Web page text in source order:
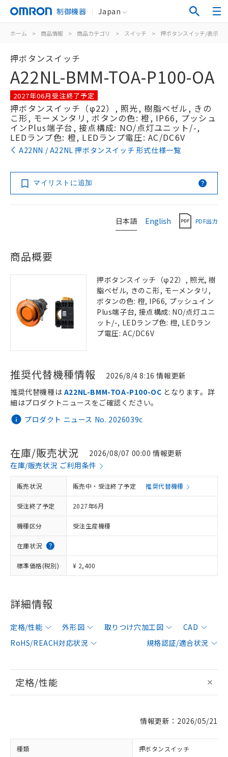
制御機器 Japan
ホーム > 商品情報 > 商品カテゴリ > スイッチ > 押ボタンスイッチ/表示灯
押ボタンスイッチ
A22NL-BMM-TOA-P100-OA
2027年06月受注終了予定
押ボタンスイッチ（φ22）, 照光, 樹脂ベゼル, きの
こ形, モーメンタリ, ボタンの色: 橙, IP66, プッシュ
インPlus端子台, 接点構成: NO/点灯ユニット/-,
LEDランプ色: 橙, LEDランプ電圧: AC/DC6V
A22NN / A22NL 押ボタンスイッチ 形式仕様一覧
マイリストに追加
日本語 English PDF出力
商品概要
押ボタンスイッチ（φ22）, 照光, 樹
脂ベゼル, きのこ形, モーメンタリ,
ボタンの色: 橙, IP66, プッシュイン
Plus端子台, 接点構成: NO/点灯ユニ
ット/-, LEDランプ色: 橙, LEDラン
プ電圧: AC/DC6V
推奨代替機種情報 2026/8/4 8:16 情報更新
プロダクト ニュース No. 2026039c
推奨代替機種は A22NL-BMM-TOA-P100-OC となります。詳
細はプロダクトニュースをご確認ください。
在庫/販売状況
2026/08/07 00:00 情報更新
在庫/販売状況 ご利用条件
販売状況 販売中・受注終了予定 推奨代替機種
受注終了予定 2027年6月
機種区分 受注生産機種
在庫状況
標準価格(税別) ¥ 2,400
詳細情報
定格/性能 外形図 取りつけ穴加工図
CAD
RoHS/REACH対応状況
規格認証/適合状況
定格/性能
情報更新：2026/05/21
種類 押ボタンスイッチ